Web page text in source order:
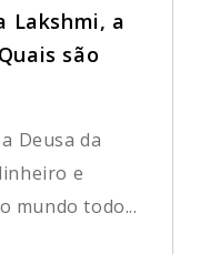
Lakshmi, a
são
Deusa da
e
mundo todo...